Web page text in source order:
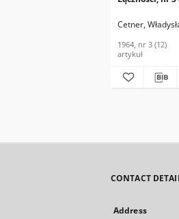
Cetner,
1964, nr 3 (12)
artykuł
CONTACT
Address